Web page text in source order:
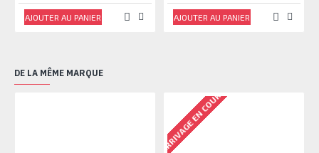
AJOUTER AU PANIER AJOUTER AU PANIER
DE LA MÊME MARQUE
ARRIVAGE EN COURS